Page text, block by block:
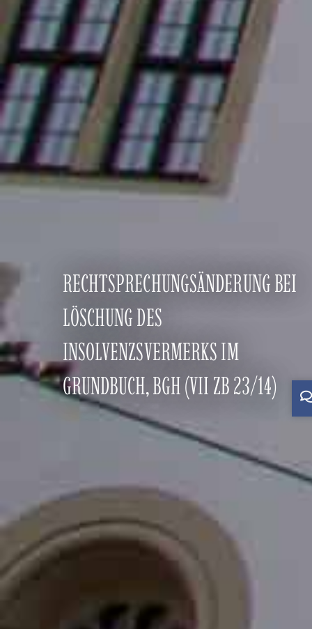
RECHTSPRECHUNGSÄNDERUNG BEI
LÖSCHUNG DES
INSOLVENZSVERMERKS IM
GRUNDBUCH, BGH (VII ZB 23/14)